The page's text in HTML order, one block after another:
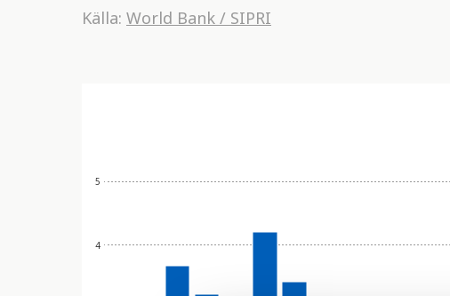
Källa: World Bank / SIPRI
4
5